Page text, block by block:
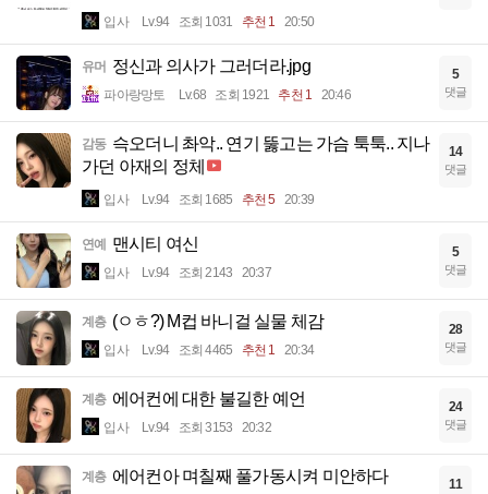
입사 Lv.94 조회 1031 추천 1 20:50
유머 정신과 의사가 그러더라.jpg
파아랑망토 Lv.68 조회 1921 추천 1 20:46
5
댓글
감동 슥오더니 촤악.. 연기 뚫고는 가슴 툭툭.. 지나
가던 아재의 정체
입사 Lv.94 조회 1685 추천 5 20:39
14
댓글
연예 맨시티 여신
입사 Lv.94 조회 2143 20:37
5
댓글
계층 (ㅇㅎ?) M컵 바니걸 실물 체감
입사 Lv.94 조회 4465 추천 1 20:34
28
댓글
계층 에어컨에 대한 불길한 예언
입사 Lv.94 조회 3153 20:32
24
댓글
계층 에어컨아 며칠째 풀가동시켜 미안하다 11